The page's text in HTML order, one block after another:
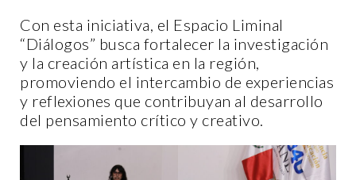
Con esta iniciativa, el Espacio Liminal
“Diálogos” busca fortalecer la investigación
y la creación artística en la región,
promoviendo el intercambio de experiencias
y reflexiones que contribuyan al desarrollo
del pensamiento crítico y creativo.